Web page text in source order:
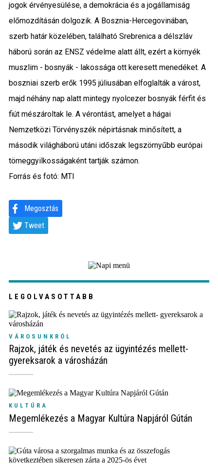
jogok érvényesülése, a demokrácia és a jogállamiság
előmozdításán dolgozik. A Bosznia-Hercegovinában,
szerb határ közelében, található Srebrenica a délszláv
háború során az ENSZ védelme alatt állt, ezért a környék
muszlim - bosnyák - lakossága ott keresett menedéket. A
boszniai szerb erők 1995 júliusában elfoglalták a várost,
majd néhány nap alatt mintegy nyolcezer bosnyák férfit és
fiút mészároltak le. A vérontást, amelyet a hágai
Nemzetközi Törvényszék népirtásnak minősített, a
második világháború utáni időszak legszörnyűbb európai
tömeggyilkosságaként tartják számon.
Forrás és fotó: MTI
Megosztás
Tweet
LEGOLVASOTTABB
VÁROSUNKRÓL
Rajzok, játék és nevetés az ügyintézés mellett-
gyereksarok a városházán
KULTÚRA
Megemlékezés a Magyar Kultúra Napjáról Gútán